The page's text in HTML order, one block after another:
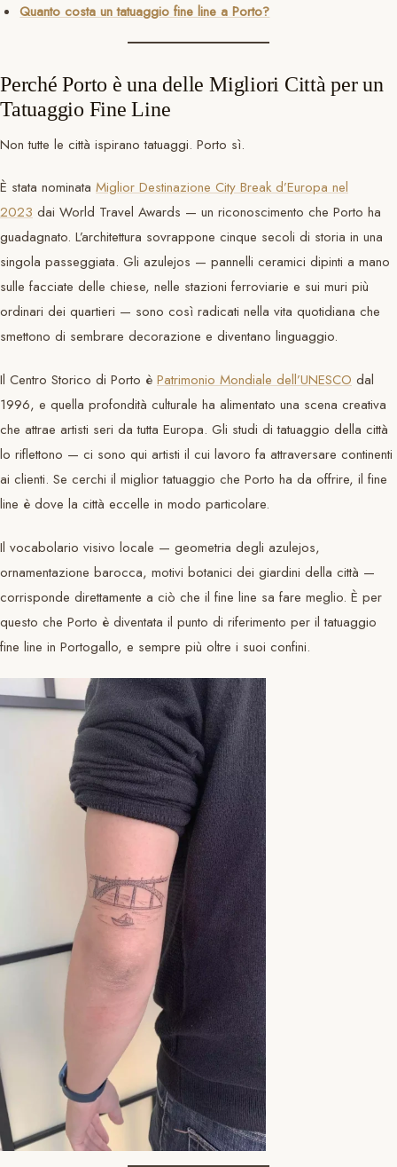
Quanto costa un tatuaggio fine line a Porto?
Perché Porto è una delle Migliori Città per un
Tatuaggio Fine Line
Non tutte le città ispirano tatuaggi. Porto sì.
È stata nominata Miglior Destinazione City Break d’Europa nel
2023 dai World Travel Awards — un riconoscimento che Porto ha
guadagnato. L’architettura sovrappone cinque secoli di storia in una
singola passeggiata. Gli azulejos — pannelli ceramici dipinti a mano
sulle facciate delle chiese, nelle stazioni ferroviarie e sui muri più
ordinari dei quartieri — sono così radicati nella vita quotidiana che
smettono di sembrare decorazione e diventano linguaggio.
Il Centro Storico di Porto è Patrimonio Mondiale dell’UNESCO dal
1996, e quella profondità culturale ha alimentato una scena creativa
che attrae artisti seri da tutta Europa. Gli studi di tatuaggio della città
lo riflettono — ci sono qui artisti il cui lavoro fa attraversare continenti
ai clienti. Se cerchi il miglior tatuaggio che Porto ha da offrire, il fine
line è dove la città eccelle in modo particolare.
Il vocabolario visivo locale — geometria degli azulejos,
ornamentazione barocca, motivi botanici dei giardini della città —
corrisponde direttamente a ciò che il fine line sa fare meglio. È per
questo che Porto è diventata il punto di riferimento per il tatuaggio
fine line in Portogallo, e sempre più oltre i suoi confini.